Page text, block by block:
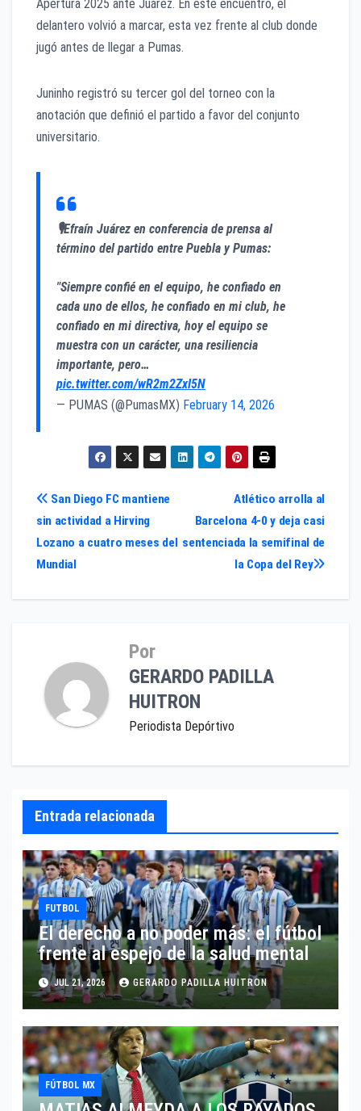
Apertura 2025 ante Juárez. En este encuentro, el
delantero volvió a marcar, esta vez frente al club donde
jugó antes de llegar a Pumas.
Juninho registró su tercer gol del torneo con la
anotación que definió el partido a favor del conjunto
universitario.
🎙️Efraín Juárez en conferencia de prensa al
término del partido entre Puebla y Pumas:
"Siempre confié en el equipo, he confiado en
cada uno de ellos, he confiado en mi club, he
confiado en mi directiva, hoy el equipo se
muestra con un carácter, una resiliencia
importante, pero…
pic.twitter.com/wR2m2ZxI5N
— PUMAS (@PumasMX) February 14, 2026
Navegación
de
entradas
Atlético arrolla al
Barcelona 4-0 y deja casi
sentenciada la semifinal de
la Copa del Rey
San Diego FC mantiene
sin actividad a Hirving
Lozano a cuatro meses del
Mundial
Por
GERARDO PADILLA
HUITRON
Periodista Depórtivo
Entrada relacionada
FUTBOL
El derecho a no poder más: el fútbol
frente al espejo de la salud mental
JUL 21, 2026 GERARDO PADILLA HUITRON
FÚTBOL MX